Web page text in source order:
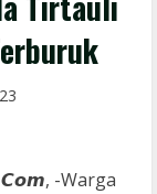
𝘾𝙤𝙢, -Warga